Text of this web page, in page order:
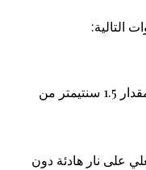
التالية:
وضع العدس في إناء وتغطيته بمقدار 1.5 سنتيمتر من
على نار هادئة دون